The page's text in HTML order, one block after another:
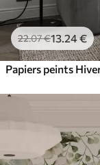
22.07€13.24€